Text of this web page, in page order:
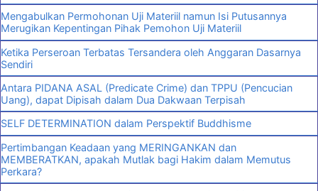
Mengabulkan Permohonan Uji Materiil namun Isi Putusannya
Merugikan Kepentingan Pihak Pemohon Uji Materiil
Ketika Perseroan Terbatas Tersandera oleh Anggaran Dasarnya
Sendiri
Antara PIDANA ASAL (Predicate Crime) dan TPPU (Pencucian
Uang), dapat Dipisah dalam Dua Dakwaan Terpisah
SELF DETERMINATION dalam Perspektif Buddhisme
Pertimbangan Keadaan yang MERINGANKAN dan
MEMBERATKAN, apakah Mutlak bagi Hakim dalam Memutus
Perkara?